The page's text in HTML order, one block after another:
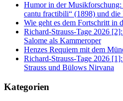
Humor in der
cantu fractibili“ (1898) und die
Wie geht es dem Fortschritt in
Richard-Strauss-Tage 2026
Salome als Kammeroper
Henzes Requiem mit dem
Richard-Strauss-Tage 2026
Strauss und Bülows Nirvana
Kategorien